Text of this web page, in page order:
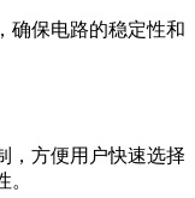
确保电路的稳定性和
，方便用户快速选择
。